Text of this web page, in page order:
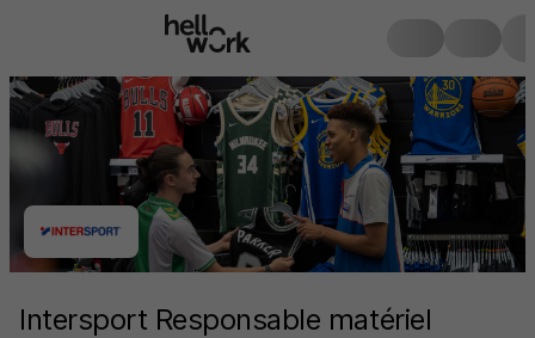
Intersport Responsable matériel